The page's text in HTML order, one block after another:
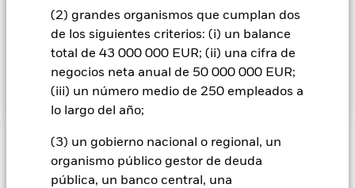
(2) grandes organismos que cumplan dos
de los siguientes criterios: (i) un balance
total de 43 000 000 EUR; (ii) una cifra de
negocios neta anual de 50 000 000 EUR;
(iii) un número medio de 250 empleados a
lo largo del año;
(3) un gobierno nacional o regional, un
organismo público gestor de deuda
pública, un banco central, una
Fondo. Los activos totales del Fondo se invertirán de acuerdo
folleto. Para obtener más información sobre las
características ESG, consulte el folleto y visite el sitio web de
BlackRock: https://www.blackrock.com/baselinescreens.
INFORMACIÓN IMPORTANTE: Capital en Riesgo.
de las inversiones y los ingresos derivados de ellas pueden
subir o bajar, y no están garantizados. Es posible que los